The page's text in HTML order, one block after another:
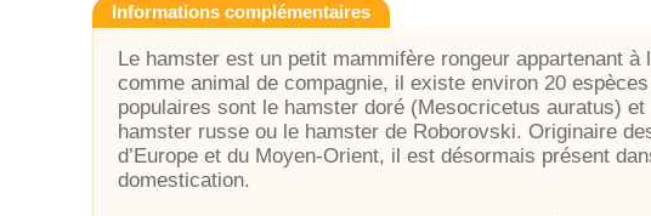
Informations complémentaires
Le hamster est un petit mammifère rongeur appartenant
comme animal de compagnie, il existe environ 20
populaires sont le hamster doré (Mesocricetus auratus)
hamster russe ou le hamster de Roborovski. Originaire
d’Europe et du Moyen-Orient, il est désormais présent
domestication.